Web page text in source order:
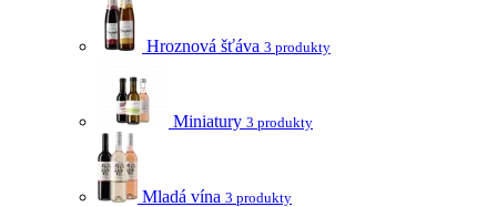
Hroznová šťáva 3 produkty
Miniatury 3 produkty
Mladá vína 3 produkty